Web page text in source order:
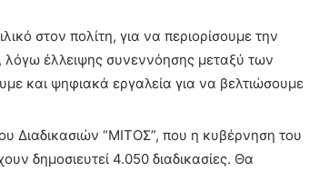
στον πολίτη, για να περιορίσουμε την
έλλειψης συνεννόησης μεταξύ των
και ψηφιακά εργαλεία για να βελτιώσουμε
Διαδικασιών “ΜΙΤΟΣ”, που η κυβέρνηση του
δημοσιευτεί 4.050 διαδικασίες. Θα